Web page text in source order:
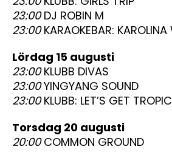
23:00DJ ROBIN M
23:00KARAOKEBAR:
lördag 15 augusti
23:00KLUBB DIVAS
23:00YINGYANG SOUND
23:00KLUBB: LET’S GET
torsdag 20 augusti
20:00COMMON GROUND